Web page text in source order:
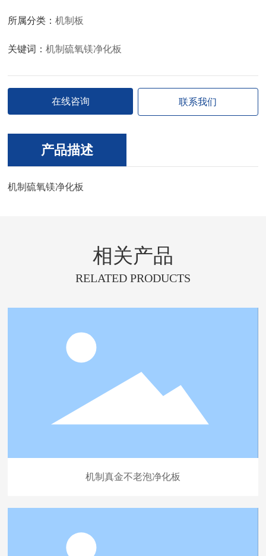
所属分类：机制板
关键词：机制硫氧镁净化板
在线咨询 联系我们
产品描述
机制硫氧镁净化板
相关产品
RELATED PRODUCTS
机制真金不老泡净化板